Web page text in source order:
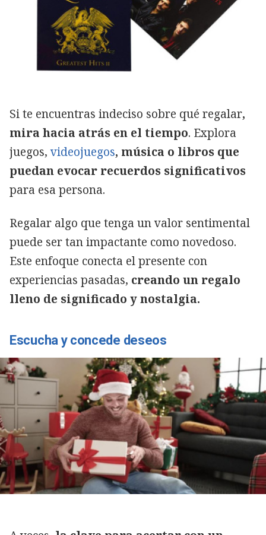
Si te encuentras indeciso sobre qué regalar,
mira hacia atrás en el tiempo. Explora
juegos,videojuegos, música o libros que
puedan evocar recuerdos significativos
para esa persona.
Regalar algo que tenga un valor sentimental
puede ser tan impactante como novedoso.
Este enfoque conecta el presente con
experiencias pasadas, creando un regalo
lleno de significado y nostalgia.
Escucha y concede deseos